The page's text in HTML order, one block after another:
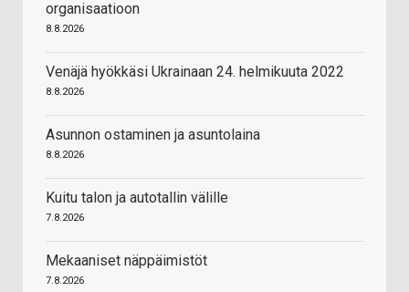
organisaatioon
8.8.2026
Venäjä hyökkäsi Ukrainaan 24. helmikuuta 2022
8.8.2026
Asunnon ostaminen ja asuntolaina
8.8.2026
Kuitu talon ja autotallin välille
7.8.2026
Mekaaniset näppäimistöt
7.8.2026